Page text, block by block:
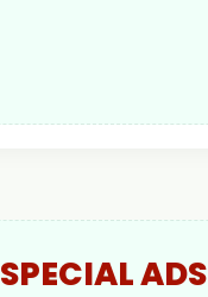
SPECIAL ADS